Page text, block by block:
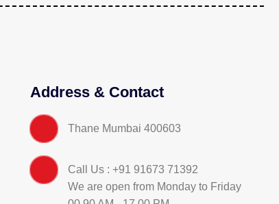
Address & Contact
Thane Mumbai 400603
Call Us : +91 91673 71392
We are open from Monday to Friday